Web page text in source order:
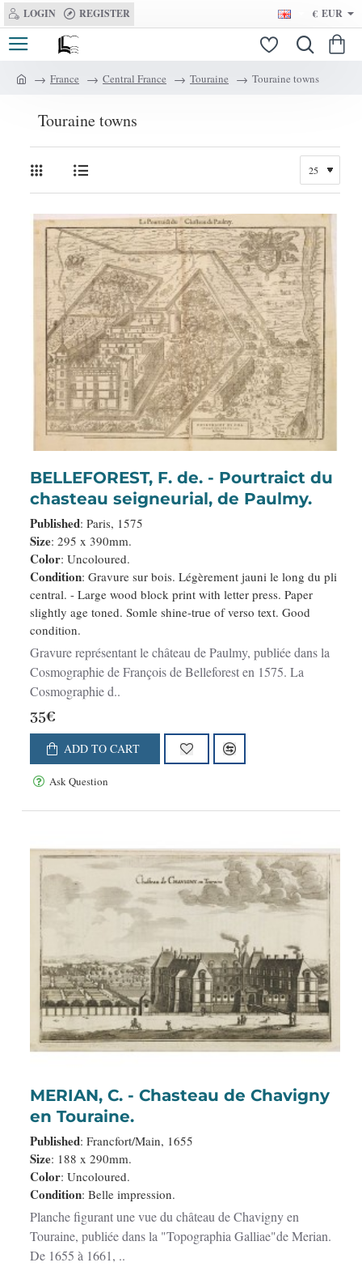
LOGIN REGISTER € EUR
France Central France Touraine Touraine towns
Touraine towns
BELLEFOREST, F. de. - Pourtraict du
chasteau seigneurial, de Paulmy.
Published: Paris, 1575
Size: 295 x 390mm.
Color: Uncoloured.
Condition: Gravure sur bois. Légèrement jauni le long du pli
central. - Large wood block print with letter press. Paper
slightly age toned. Somle shine-true of verso text. Good
condition.
Gravure représentant le château de Paulmy, publiée dans la
Cosmographie de François de Belleforest en 1575. La
Cosmographie d..
35€
ADD TO CART
Ask Question
MERIAN, C. - Chasteau de Chavigny
en Touraine.
Published: Francfort/Main, 1655
Size: 188 x 290mm.
Color: Uncoloured.
Condition: Belle impression.
Planche figurant une vue du château de Chavigny en
Touraine, publiée dans la "Topographia Galliae"de Merian.
De 1655 à 1661, ..